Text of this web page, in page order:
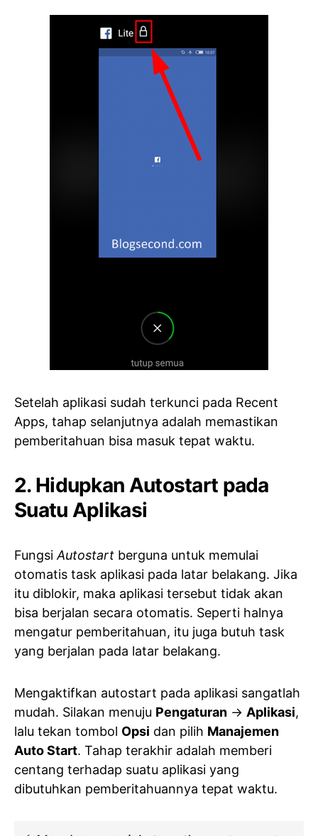
Setelah aplikasi sudah terkunci pada Recent
Apps, tahap selanjutnya adalah memastikan
pemberitahuan bisa masuk tepat waktu.
2. Hidupkan Autostart pada
Suatu Aplikasi
Fungsi Autostart berguna untuk memulai
otomatis task aplikasi pada latar belakang. Jika
itu diblokir, maka aplikasi tersebut tidak akan
bisa berjalan secara otomatis. Seperti halnya
mengatur pemberitahuan, itu juga butuh task
yang berjalan pada latar belakang.
Mengaktifkan autostart pada aplikasi sangatlah
mudah. Silakan menuju Pengaturan -> Aplikasi,
lalu tekan tombol Opsi dan pilih Manajemen
Auto Start. Tahap terakhir adalah memberi
centang terhadap suatu aplikasi yang
dibutuhkan pemberitahuannya tepat waktu.